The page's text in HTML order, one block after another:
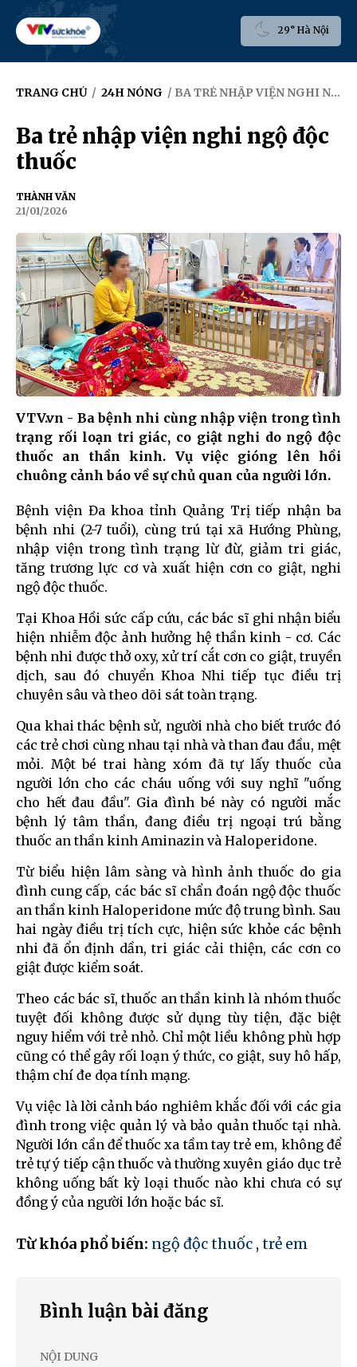
29° Hà Nội
TRANG CHỦ / 24H NÓNG / BA TRẺ NHẬP VIỆN NGHI NGỘ ĐỘC THUỐC
Ba trẻ nhập viện nghi ngộ độc
thuốc
THÀNH VĂN
21/01/2026
VTV.vn - Ba bệnh nhi cùng nhập viện trong tình
trạng rối loạn tri giác, co giật nghi do ngộ độc
thuốc an thần kinh. Vụ việc gióng lên hồi
chuông cảnh báo về sự chủ quan của người lớn.
Bệnh viện Đa khoa tỉnh Quảng Trị tiếp nhận ba
bệnh nhi (2-7 tuổi), cùng trú tại xã Hướng Phùng,
nhập viện trong tình trạng lừ đừ, giảm tri giác,
tăng trương lực cơ và xuất hiện cơn co giật, nghi
ngộ độc thuốc.
Tại Khoa Hồi sức cấp cứu, các bác sĩ ghi nhận biểu
hiện nhiễm độc ảnh hưởng hệ thần kinh - cơ. Các
bệnh nhi được thở oxy, xử trí cắt cơn co giật, truyền
dịch, sau đó chuyển Khoa Nhi tiếp tục điều trị
chuyên sâu và theo dõi sát toàn trạng.
Qua khai thác bệnh sử, người nhà cho biết trước đó
các trẻ chơi cùng nhau tại nhà và than đau đầu, mệt
mỏi. Một bé trai hàng xóm đã tự lấy thuốc của
người lớn cho các cháu uống với suy nghĩ "uống
cho hết đau đầu". Gia đình bé này có người mắc
bệnh lý tâm thần, đang điều trị ngoại trú bằng
thuốc an thần kinh Aminazin và Haloperidone.
Từ biểu hiện lâm sàng và hình ảnh thuốc do gia
đình cung cấp, các bác sĩ chẩn đoán ngộ độc thuốc
an thần kinh Haloperidone mức độ trung bình. Sau
hai ngày điều trị tích cực, hiện sức khỏe các bệnh
nhi đã ổn định dần, tri giác cải thiện, các cơn co
giật được kiểm soát.
Theo các bác sĩ, thuốc an thần kinh là nhóm thuốc
tuyệt đối không được sử dụng tùy tiện, đặc biệt
nguy hiểm với trẻ nhỏ. Chỉ một liều không phù hợp
cũng có thể gây rối loạn ý thức, co giật, suy hô hấp,
thậm chí đe dọa tính mạng.
Vụ việc là lời cảnh báo nghiêm khắc đối với các gia
đình trong việc quản lý và bảo quản thuốc tại nhà.
Người lớn cần để thuốc xa tầm tay trẻ em, không để
trẻ tự ý tiếp cận thuốc và thường xuyên giáo dục trẻ
không uống bất kỳ loại thuốc nào khi chưa có sự
đồng ý của người lớn hoặc bác sĩ.
Từ khóa phổ biến: ngộ độc thuốc , trẻ em
Bình luận bài đăng